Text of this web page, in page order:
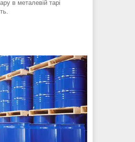
в металевій тарі